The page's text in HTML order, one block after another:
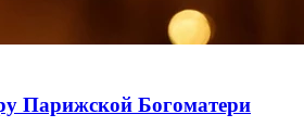
Парижской Богоматери